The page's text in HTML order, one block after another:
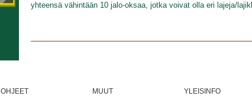
yhteensä vähintään 10 jalo-oksaa, jotka voivat olla eri lajeja/
OHJEET
MUUT
YLEISINFO